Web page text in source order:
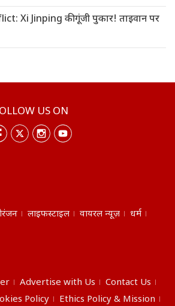
Xi Jinping की गूंजी पुकार! ताइवान पर
US ON
लाइफस्टाइल वायरल न्यूज़
धर्म
Advertise with Us
Contact Us
Policy Ethics Policy & Mission